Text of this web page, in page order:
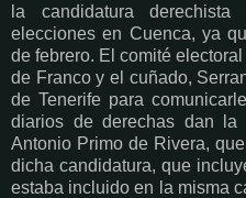
la candidatura
elecciones en Cuenca, ya
de febrero. El comité
de Franco y el cuñado,
de Tenerife para
diarios de derechas dan
Antonio Primo de Rivera,
dicha candidatura, que
estaba incluido en la misma